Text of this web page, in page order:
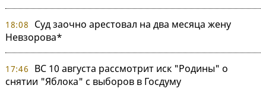
18:08
Суд заочно арестовал на два месяца жену
Невзорова*
17:46
ВС 10 августа рассмотрит иск "Родины" о
снятии "Яблока" с выборов в Госдуму